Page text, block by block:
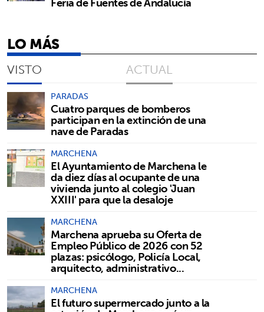
LO MÁS
VISTO ACTUAL
PARADAS
Cuatro parques de bomberos
participan en la extinción de una
nave de Paradas
MARCHENA
El Ayuntamiento de Marchena le
da diez días al ocupante de una
vivienda junto al colegio 'Juan
XXIII' para que la desaloje
MARCHENA
Marchena aprueba su Oferta de
Empleo Público de 2026 con 52
plazas: psicólogo, Policía Local,
arquitecto, administrativo...
MARCHENA
El futuro supermercado junto a la